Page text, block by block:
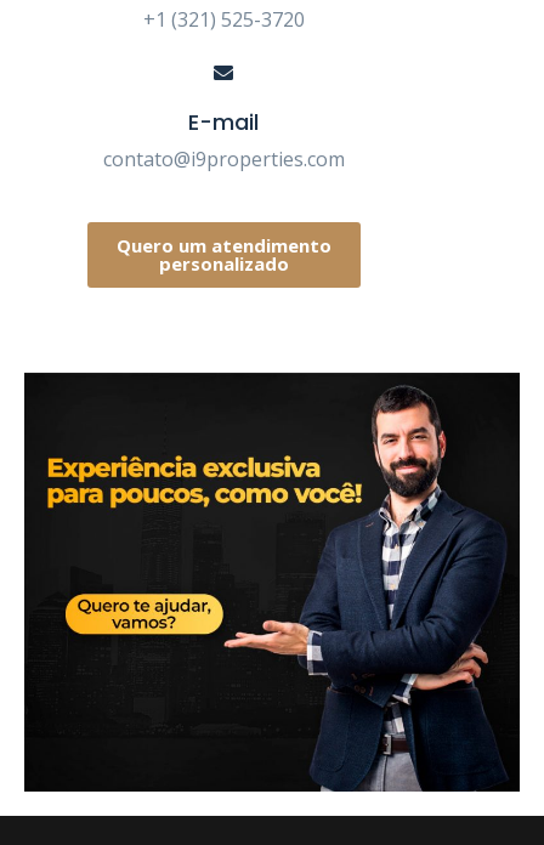
+1 (321) 525-3720
E-mail
contato@i9properties.com
Quero um atendimento
personalizado